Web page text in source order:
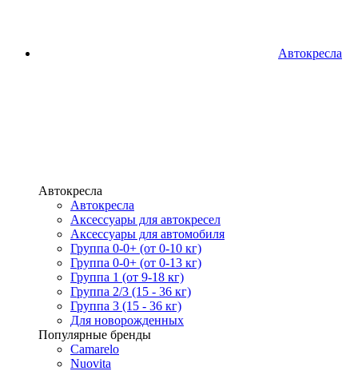
Автокресла
Автокресла
Автокресла
Аксессуары для автокресел
Аксессуары для автомобиля
Группа 0-0+ (от 0-10 кг)
Группа 0-0+ (от 0-13 кг)
Группа 1 (от 9-18 кг)
Группа 2/3 (15 - 36 кг)
Группа 3 (15 - 36 кг)
Для новорожденных
Популярные бренды
Camarelo
Nuovita